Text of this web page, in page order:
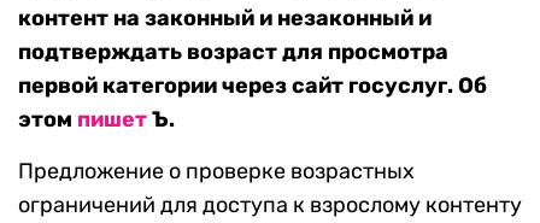
контент на законный и незаконный и
подтверждать возраст для просмотра
первой категории через сайт госуслуг. Об
этом пишетЪ.
Предложение о проверке возрастных
ограничений для доступа к взрослому контенту